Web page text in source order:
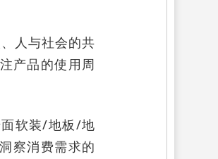
人与社会的共
产品的使用周
软装/地板/地
察消费需求的